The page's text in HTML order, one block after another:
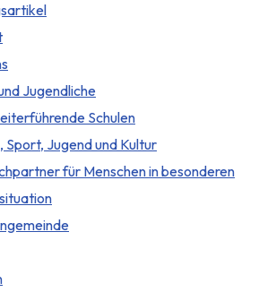
Jugendliche
Schulen
Sport, Jugend und Kultur
für Menschen in besonderen